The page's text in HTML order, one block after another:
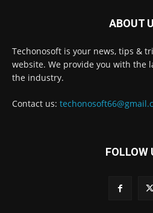
ABOUT
Techonosoft is your news, tips &
website. We provide you with the
the industry.
Contact us:
FOLLOW